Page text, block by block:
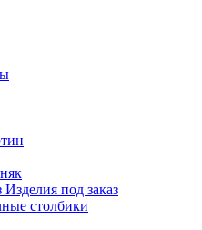
Изделия под заказ
столбики